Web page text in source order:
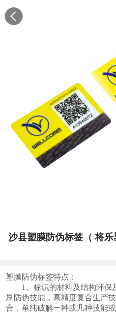
沙县塑膜防伪标签（ 将乐
塑膜防伪标签特点：
1、标识的材料及结构环保
刷防伪技能，高精度复合生产
合，单纯破解一种或几种技能